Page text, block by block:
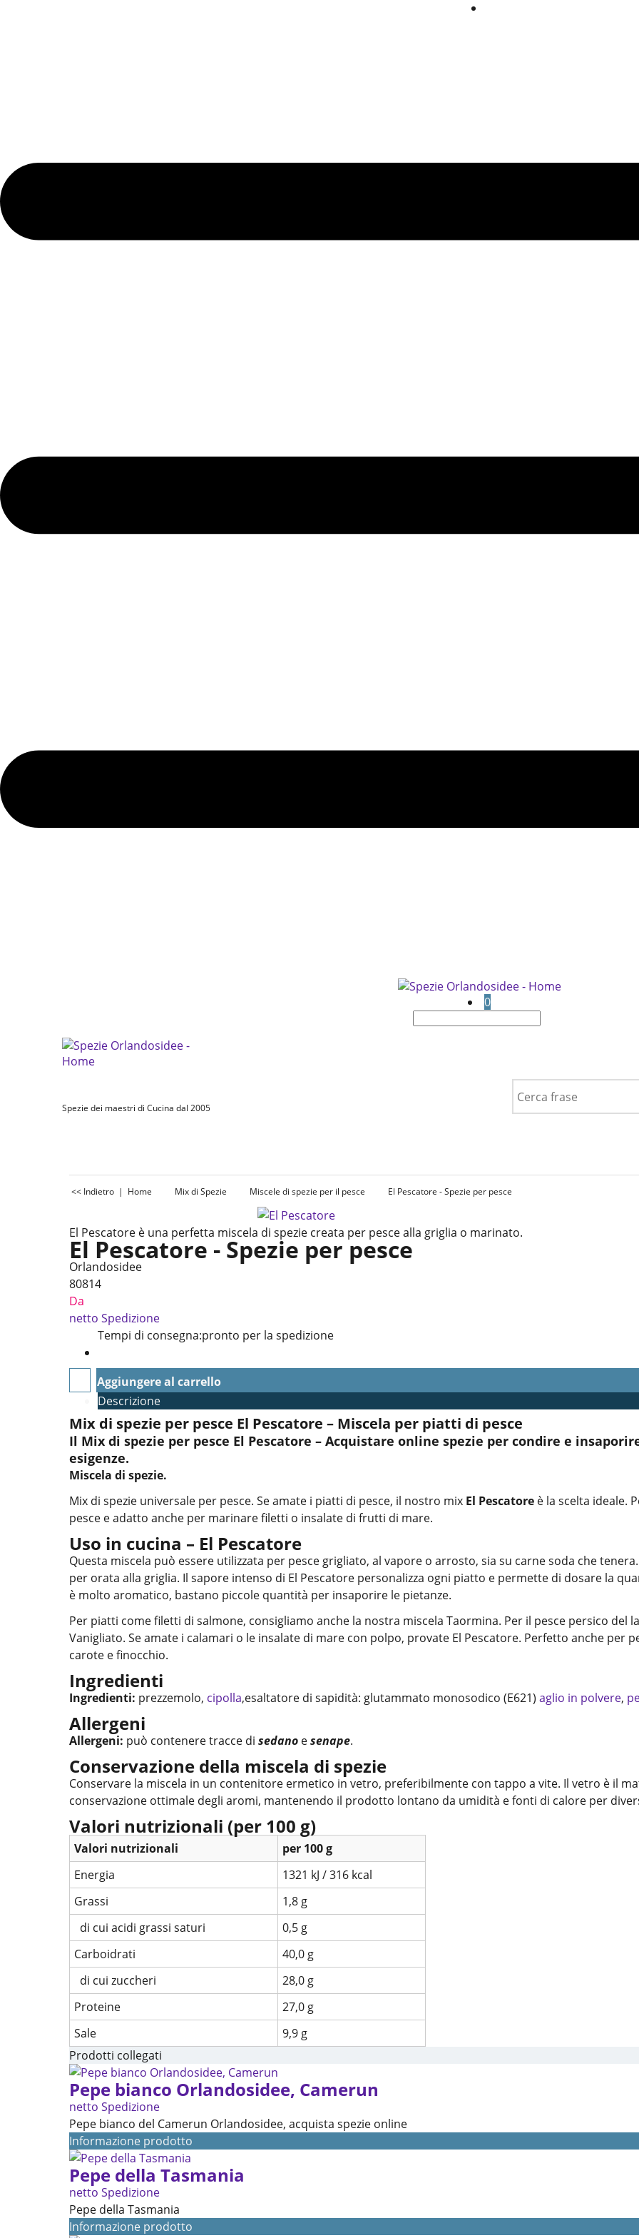
0
Spezie dei maestri di Cucina dal 2005
<< Indietro | Home Mix di Spezie Miscele di spezie per il pesce El Pescatore - Spezie per pesce
El Pescatore è una perfetta miscela di spezie creata per pesce alla griglia o marinato.
El Pescatore - Spezie per pesce
Orlandosidee
80814
Da
netto Spedizione
Tempi di consegna:pronto per la spedizione
Aggiungere al carrello
Descrizione
Mix di spezie per pesce El Pescatore – Miscela per piatti di pesce
Il Mix di spezie per pesce El Pescatore – Acquistare online spezie per condire e
esigenze.
Miscela di spezie.
Mix di spezie universale per pesce. Se amate i piatti di pesce, il nostro mix El Pescatore è la scelta ideale.
pesce e adatto anche per marinare filetti o insalate di frutti di mare.
Uso in cucina – El Pescatore
Questa miscela può essere utilizzata per pesce grigliato, al vapore o arrosto, sia su carne soda che
per orata alla griglia. Il sapore intenso di El Pescatore personalizza ogni piatto e permette di dosare la
è molto aromatico, bastano piccole quantità per insaporire le pietanze.
Per piatti come filetti di salmone, consigliamo anche la nostra miscela Taormina. Per il pesce persico del
Vanigliato. Se amate i calamari o le insalate di mare con polpo, provate El Pescatore. Perfetto anche per
carote e finocchio.
Ingredienti
Ingredienti: prezzemolo, cipolla,esaltatore di sapidità: glutammato monosodico (E621) aglio in polvere,
Allergeni
Allergeni: può contenere tracce di sedano esenape.
Conservazione della miscela di spezie
Conservare la miscela in un contenitore ermetico in vetro, preferibilmente con tappo a vite. Il vetro è il
conservazione ottimale degli aromi, mantenendo il prodotto lontano da umidità e fonti di calore per
Valori nutrizionali (per 100 g)
Valori nutrizionali
per 100 g
Energia
1321 kJ / 316 kcal
Grassi
1,8 g
di cui acidi grassi saturi
0,5 g
Carboidrati
40,0 g
di cui zuccheri
28,0 g
Proteine
27,0 g
Sale
9,9 g
Prodotti collegati
Pepe bianco Orlandosidee, Camerun
netto Spedizione
Pepe bianco del Camerun Orlandosidee, acquista spezie online
Informazione prodotto
Pepe della Tasmania
netto Spedizione
Pepe della Tasmania
Informazione prodotto